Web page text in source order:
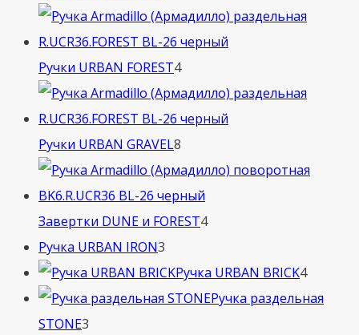
товара
Ручки URBAN FOREST44
товара
Ручки URBAN GRAVEL8
товаров
Завертки DUNE и FOREST44
Ручка URBAN IRON3
товара
Ручка URBAN BRICK44
товара
Ручка раздельная
STONE3